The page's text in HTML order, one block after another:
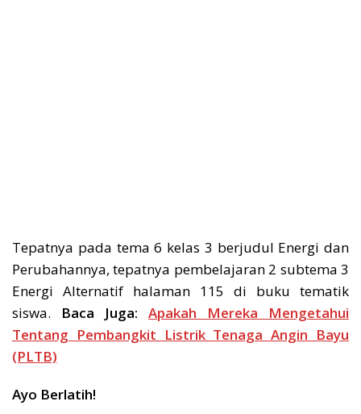
Tepatnya pada tema 6 kelas 3 berjudul Energi dan
Perubahannya, tepatnya pembelajaran 2 subtema 3
Energi Alternatif halaman 115 di buku tematik
siswa. Baca Juga: Apakah Mereka Mengetahui
Tentang Pembangkit Listrik Tenaga Angin Bayu
(PLTB)
Ayo Berlatih!